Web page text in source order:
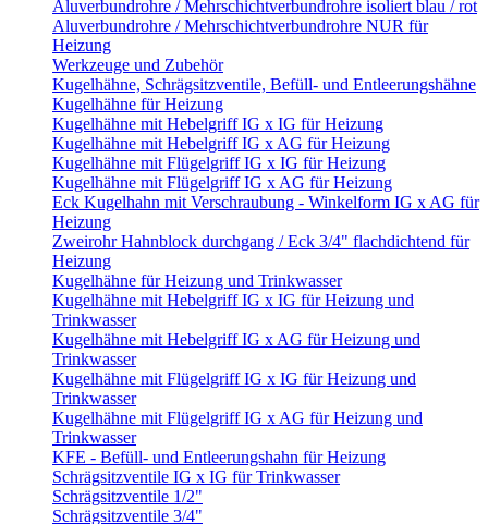
Aluverbundrohre / Mehrschichtverbundrohre isoliert blau / rot
Aluverbundrohre / Mehrschichtverbundrohre NUR für
Heizung
Werkzeuge und Zubehör
Kugelhähne, Schrägsitzventile, Befüll- und Entleerungshähne
Kugelhähne für Heizung
Kugelhähne mit Hebelgriff IG x IG für Heizung
Kugelhähne mit Hebelgriff IG x AG für Heizung
Kugelhähne mit Flügelgriff IG x IG für Heizung
Kugelhähne mit Flügelgriff IG x AG für Heizung
Eck Kugelhahn mit Verschraubung - Winkelform IG x AG für
Heizung
Zweirohr Hahnblock durchgang / Eck 3/4" flachdichtend für
Heizung
Kugelhähne für Heizung und Trinkwasser
Kugelhähne mit Hebelgriff IG x IG für Heizung und
Trinkwasser
Kugelhähne mit Hebelgriff IG x AG für Heizung und
Trinkwasser
Kugelhähne mit Flügelgriff IG x IG für Heizung und
Trinkwasser
Kugelhähne mit Flügelgriff IG x AG für Heizung und
Trinkwasser
KFE - Befüll- und Entleerungshahn für Heizung
Schrägsitzventile IG x IG für Trinkwasser
Schrägsitzventile 1/2"
Schrägsitzventile 3/4"